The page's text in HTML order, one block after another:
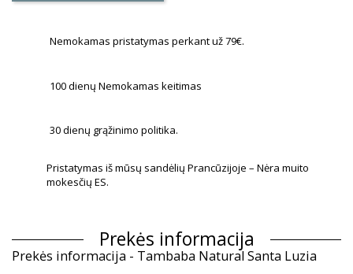
Nemokamas pristatymas perkant už 79€.
100 dienų Nemokamas keitimas
30 dienų grąžinimo politika.
Pristatymas iš mūsų sandėlių Prancūzijoje – Nėra muito
mokesčių ES.
Prekės informacija
Prekės informacija - Tambaba Natural Santa Luzia